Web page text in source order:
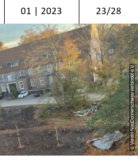
01 | 2023 23/28
© Verein NeuDonnerschwee verbindet e.V.